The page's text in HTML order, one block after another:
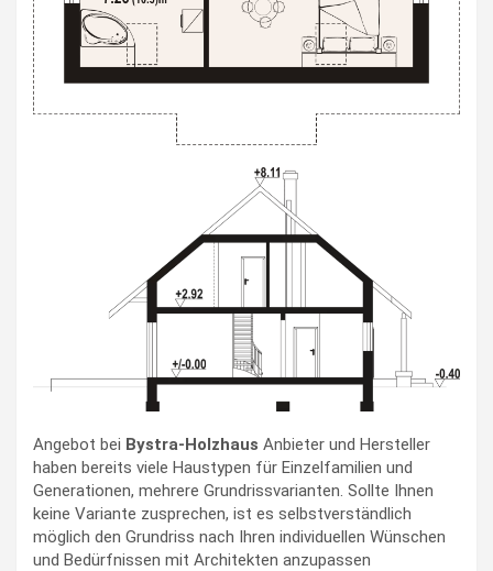
Angebot bei Bystra-Holzhaus Anbieter und Hersteller
haben bereits viele Haustypen für Einzelfamilien und
Generationen, mehrere Grundrissvarianten. Sollte Ihnen
keine Variante zusprechen, ist es selbstverständlich
möglich den Grundriss nach Ihren individuellen Wünschen
und Bedürfnissen mit Architekten anzupassen